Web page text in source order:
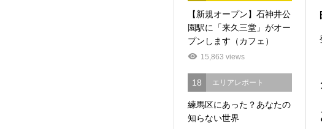
【新規オープン】石神井公
園駅に「来久三堂」がオー
プンします（カフェ）
15,863 views
18 エリアレポート
練馬区にあった？あなたの
知らない世界